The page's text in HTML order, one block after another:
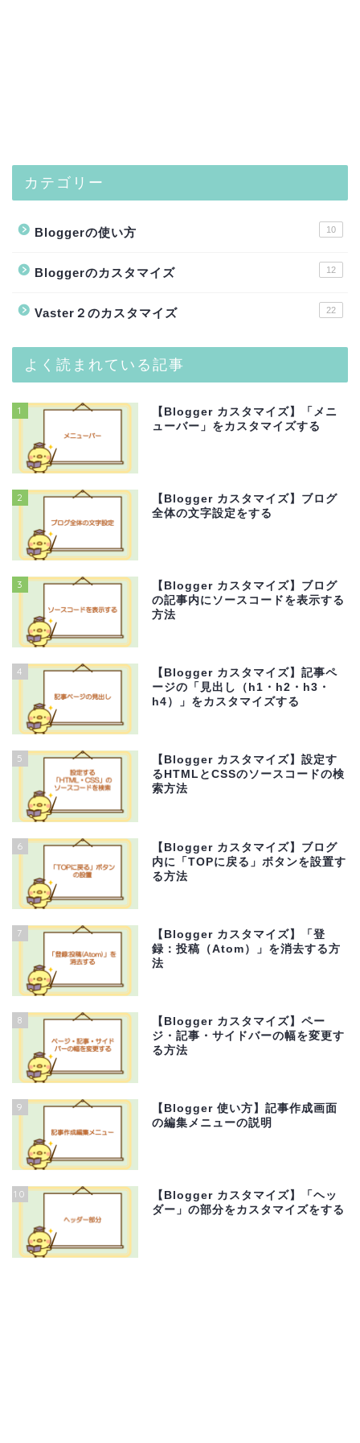
カテゴリー
Bloggerの使い方 10
Bloggerのカスタマイズ 12
Vaster２のカスタマイズ 22
よく読まれている記事
1
【Blogger カスタマイズ】「メニ
ューバー」をカスタマイズする
2
【Blogger カスタマイズ】ブログ
全体の文字設定をする
3
【Blogger カスタマイズ】ブログ
の記事内にソースコードを表示する
方法
4
【Blogger カスタマイズ】記事ペ
ージの「見出し（h1・h2・h3・
h4）」をカスタマイズする
5
【Blogger カスタマイズ】設定す
るHTMLとCSSのソースコードの検
索方法
6
【Blogger カスタマイズ】ブログ
内に「TOPに戻る」ボタンを設置す
る方法
7
【Blogger カスタマイズ】「登
録：投稿（Atom）」を消去する方
法
8
【Blogger カスタマイズ】ペー
ジ・記事・サイドバーの幅を変更す
る方法
9
【Blogger 使い方】記事作成画面
の編集メニューの説明
10
【Blogger カスタマイズ】「ヘッ
ダー」の部分をカスタマイズをする